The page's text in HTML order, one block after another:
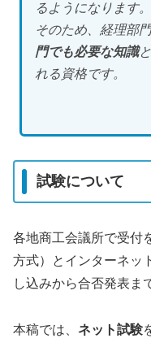
るようになります。
そのため、経理部
門でも必要な知識
れる資格です。
試験について
各地商工会議所で受付
方式）とインターネッ
し込みから合否発表ま
本稿では、 ネット試験